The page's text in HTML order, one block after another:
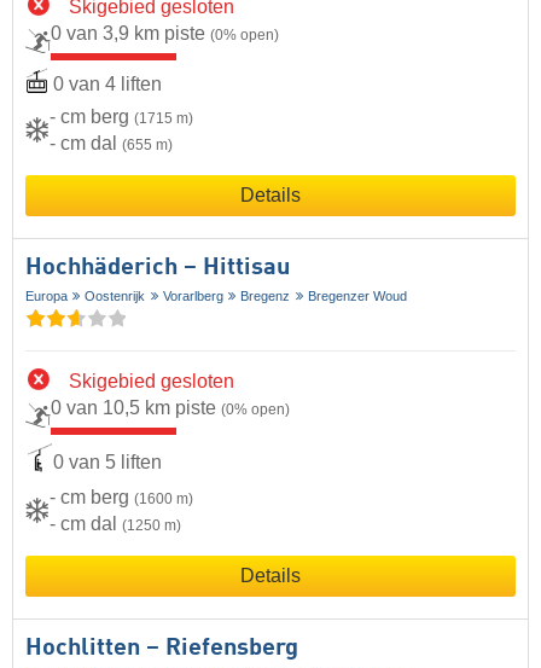
Skigebied gesloten
0 van 3,9 km piste (0% open)
0 van 4 liften
- cm berg (1715 m)
- cm dal (655 m)
Details
Hochhäderich – Hittisau
Europa Oostenrijk Vorarlberg Bregenz Bregenzer Woud
Skigebied gesloten
0 van 10,5 km piste (0% open)
0 van 5 liften
- cm berg (1600 m)
- cm dal (1250 m)
Details
Hochlitten – Riefensberg